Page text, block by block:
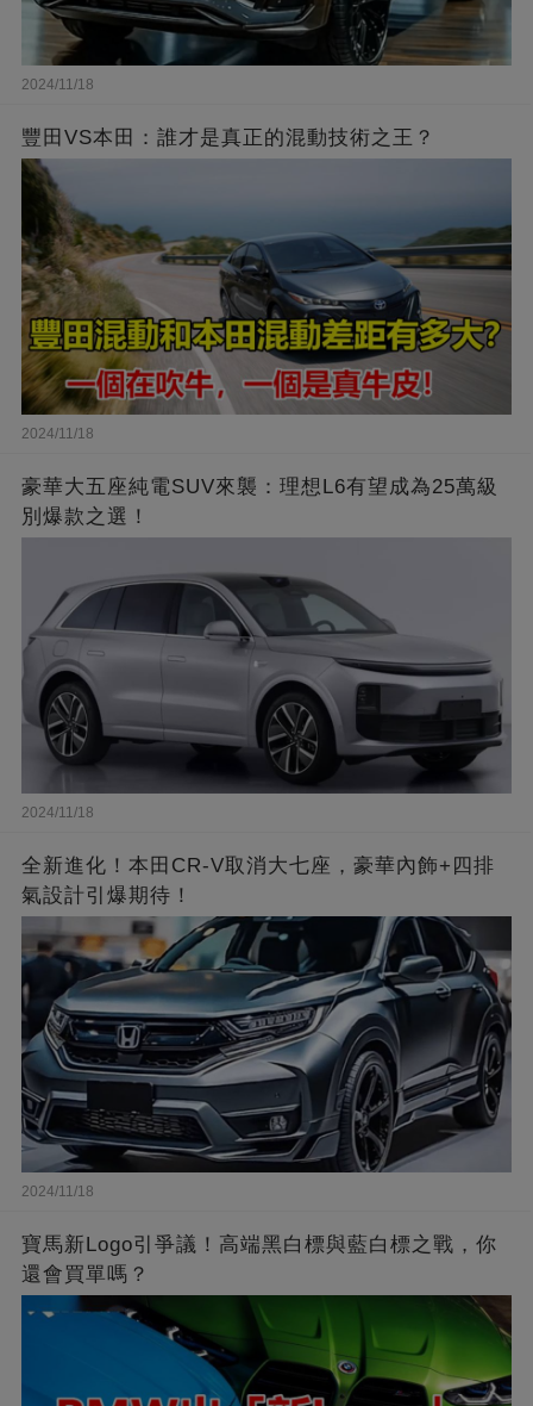
2024/11/18
豐田VS本田：誰才是真正的混動技術之王？
2024/11/18
豪華大五座純電SUV來襲：理想L6有望成為25萬級
別爆款之選！
2024/11/18
全新進化！本田CR-V取消大七座，豪華內飾+四排
氣設計引爆期待！
2024/11/18
寶馬新Logo引爭議！高端黑白標與藍白標之戰，你
還會買單嗎？